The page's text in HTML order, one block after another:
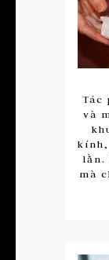
Tác
và
lằn.
mà